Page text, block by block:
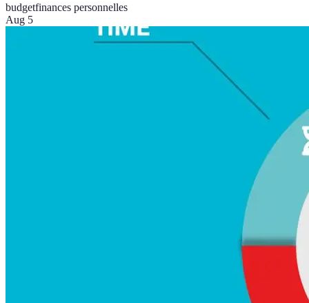
budgetfinances personnelles
Aug 5